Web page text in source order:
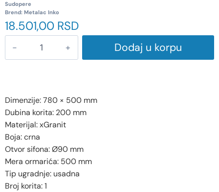
Sudopere
Brend: Metalac Inko
18.501,00 RSD
Dodaj u korpu
Dimenzije: 780 × 500 mm
Dubina korita: 200 mm
Materijal: xGranit
Boja: crna
Otvor sifona: Ø90 mm
Mera ormarića: 500 mm
Tip ugradnje: usadna
Broj korita: 1